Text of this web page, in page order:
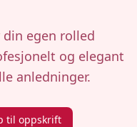
egen rolled
og elegant
anledninger.
til oppskrift